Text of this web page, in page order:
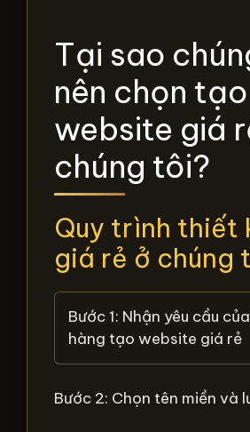
Tại sao
nên chọn tạo
website giá
chúng tôi?
Quy trình thiết
giá rẻ ở chúng
Bước 1: Nhận yêu cầu
hàng tạo website giá rẻ
Bước 2: Chọn tên miền và